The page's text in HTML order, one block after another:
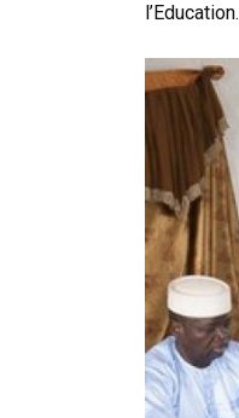
l’Education.